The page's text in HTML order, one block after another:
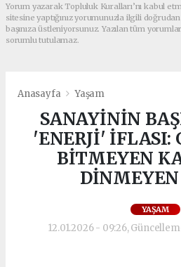
Yorum yazarak Topluluk Kuralları’nı kabul
sitesine yaptığınız yorumunuzla ilgili
başınıza üstleniyorsunuz. Yazılan tüm
sorumlu tutulamaz.
Anasayfa Yaşam
SANAYİNİN
'ENERJİ' İFLASI:
BİTMEYEN
DİNMEYEN
YAŞAM
12.01.2026 - 09:26,